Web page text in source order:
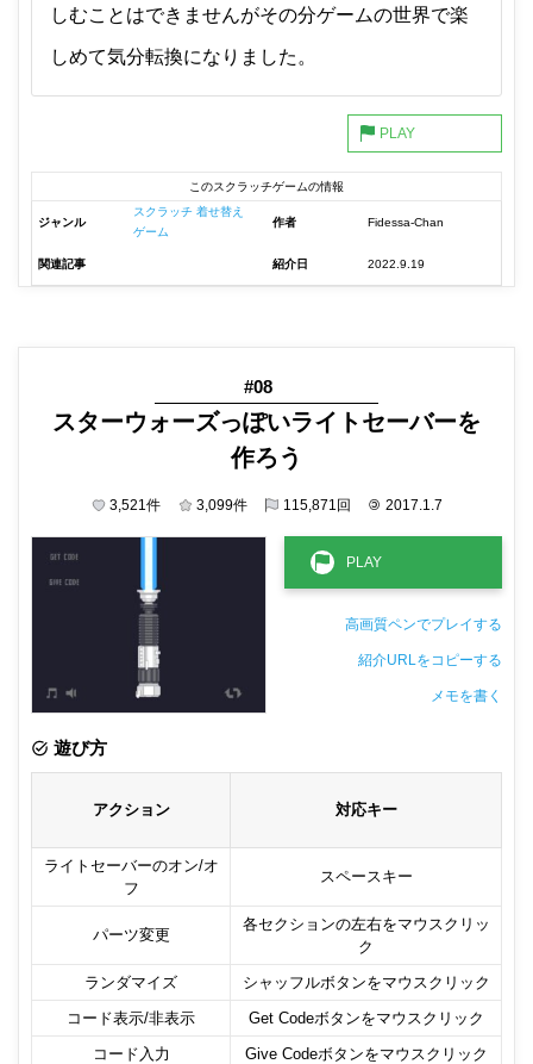
しむことはできませんがその分ゲームの世界で楽
しめて気分転換になりました。
このスクラッチゲームの情報
ジャンル
スクラッチ 着せ替え
ゲーム
作者 Fidessa-Chan
関連記事 紹介日 2022.9.19
#08
スターウォーズっぽいライトセーバーを
作ろう
3,521 件 3,099件 115,871 回 © 2017.1.7
高画質ペンでプレイする
紹介URLをコピーする
メモを書く
遊び方
アクション 対応キー
ライトセーバーのオン/オ
フ
スペースキー
パーツ変更
各セクションの左右をマウスクリッ
ク
ランダマイズ
シャッフルボタンをマウスクリック
コード表示/非表示
Get Codeボタンをマウスクリック
コード入力
Give Codeボタンをマウスクリック